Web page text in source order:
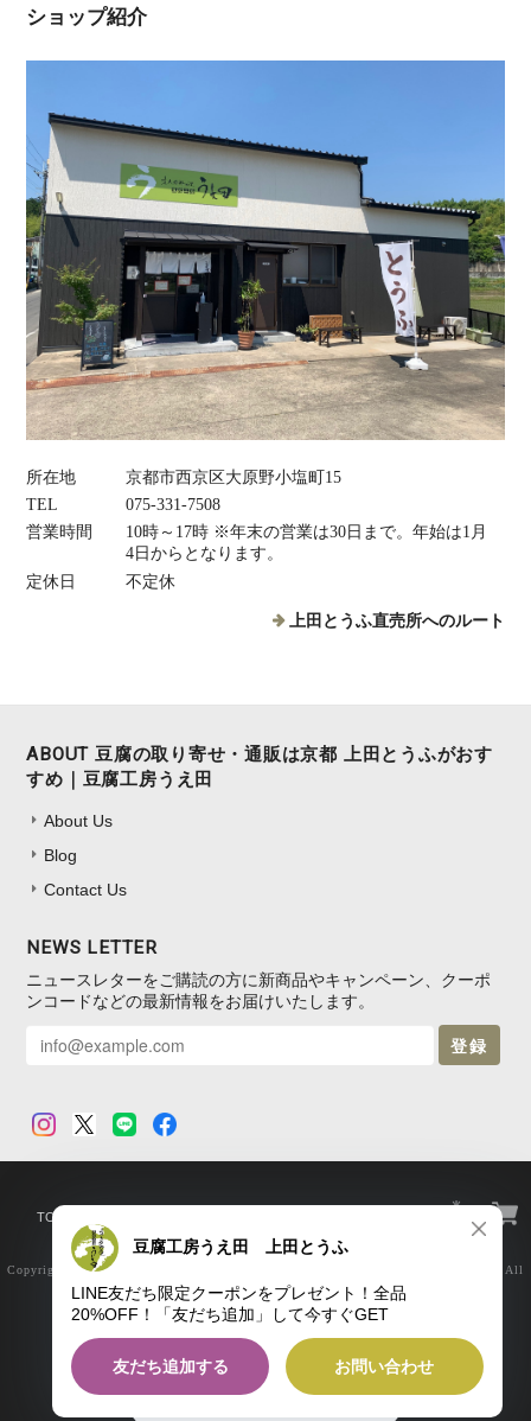
ショップ紹介
所在地
京都市西京区大原野小塩町15
TEL
075‐331‐7508
営業時間
10時～17時 ※年末の営業は30日まで。年始は1月
4日からとなります。
定休日
不定休
上田とうふ直売所へのルート
ABOUT 豆腐の取り寄せ・通販は京都 上田とうふがおす
すめ｜豆腐工房うえ田
About Us
Blog
Contact Us
NEWS LETTER
ニュースレターをご購読の方に新商品やキャンペーン、クーポ
ンコードなどの最新情報をお届けいたします。
登録
TOP
Copyright © 豆腐の取り寄せ・通販は京都 上田とうふがおすすめ｜豆腐工房うえ田. All
Rights Reserved.